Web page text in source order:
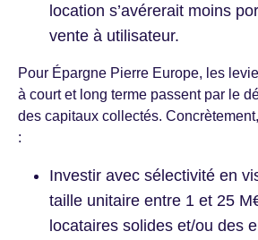
location s’avérerait moins
vente à utilisateur.
Pour Épargne Pierre Europe, les
à court et long terme passent par le
des capitaux collectés.
:
Investir avec sélectivité en
taille unitaire entre 1 et 25
locataires solides et/ou des